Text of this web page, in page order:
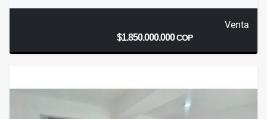
Venta
$1.850.000.000COP